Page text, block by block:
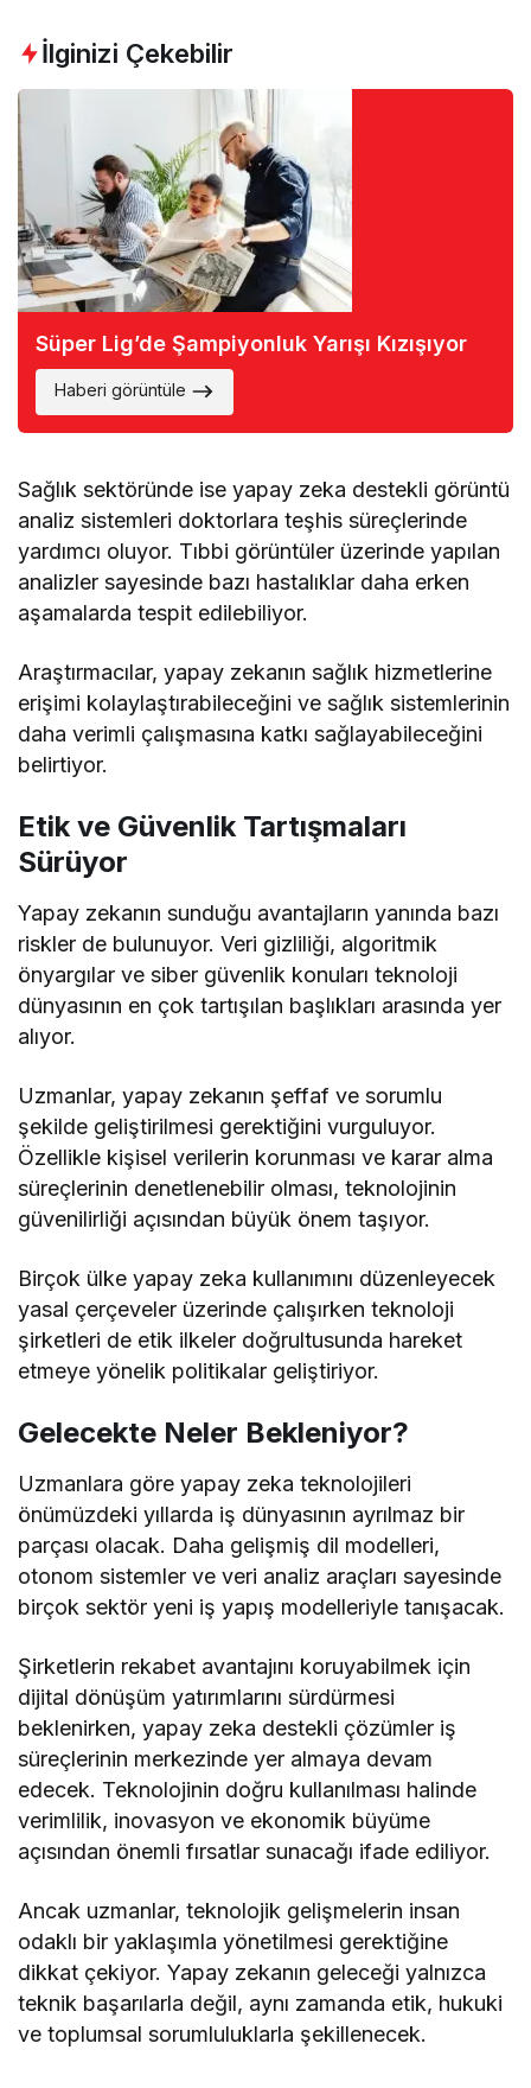
İlginizi Çekebilir
Süper Lig’de Şampiyonluk Yarışı Kızışıyor
Haberi görüntüle
Sağlık sektöründe ise yapay zeka destekli görüntü
analiz sistemleri doktorlara teşhis süreçlerinde
yardımcı oluyor. Tıbbi görüntüler üzerinde yapılan
analizler sayesinde bazı hastalıklar daha erken
aşamalarda tespit edilebiliyor.
Araştırmacılar, yapay zekanın sağlık hizmetlerine
erişimi kolaylaştırabileceğini ve sağlık sistemlerinin
daha verimli çalışmasına katkı sağlayabileceğini
belirtiyor.
Etik ve Güvenlik Tartışmaları
Sürüyor
Yapay zekanın sunduğu avantajların yanında bazı
riskler de bulunuyor. Veri gizliliği, algoritmik
önyargılar ve siber güvenlik konuları teknoloji
dünyasının en çok tartışılan başlıkları arasında yer
alıyor.
Uzmanlar, yapay zekanın şeffaf ve sorumlu
şekilde geliştirilmesi gerektiğini vurguluyor.
Özellikle kişisel verilerin korunması ve karar alma
süreçlerinin denetlenebilir olması, teknolojinin
güvenilirliği açısından büyük önem taşıyor.
Birçok ülke yapay zeka kullanımını düzenleyecek
yasal çerçeveler üzerinde çalışırken teknoloji
şirketleri de etik ilkeler doğrultusunda hareket
etmeye yönelik politikalar geliştiriyor.
Gelecekte Neler Bekleniyor?
Uzmanlara göre yapay zeka teknolojileri
önümüzdeki yıllarda iş dünyasının ayrılmaz bir
parçası olacak. Daha gelişmiş dil modelleri,
otonom sistemler ve veri analiz araçları sayesinde
birçok sektör yeni iş yapış modelleriyle tanışacak.
Şirketlerin rekabet avantajını koruyabilmek için
dijital dönüşüm yatırımlarını sürdürmesi
beklenirken, yapay zeka destekli çözümler iş
süreçlerinin merkezinde yer almaya devam
edecek. Teknolojinin doğru kullanılması halinde
verimlilik, inovasyon ve ekonomik büyüme
açısından önemli fırsatlar sunacağı ifade ediliyor.
Ancak uzmanlar, teknolojik gelişmelerin insan
odaklı bir yaklaşımla yönetilmesi gerektiğine
dikkat çekiyor. Yapay zekanın geleceği yalnızca
teknik başarılarla değil, aynı zamanda etik, hukuki
ve toplumsal sorumluluklarla şekillenecek.